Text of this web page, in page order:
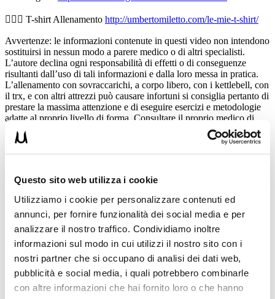
Questo sito web utilizza i cookie
Utilizziamo i cookie per personalizzare contenuti ed
annunci, per fornire funzionalità dei social media e per
analizzare il nostro traffico. Condividiamo inoltre
informazioni sul modo in cui utilizzi il nostro sito con i
nostri partner che si occupano di analisi dei dati web,
pubblicità e social media, i quali potrebbero combinarle
con altre informazioni che hai fornito loro o che hanno
🏋🏻‍♂️ T-shirt Allenamento http://umbertomiletto.com/le-mie-t-shirt/
Avvertenze: le informazioni contenute in questi video non intendono
sostituirsi in nessun modo a parere medico o di altri specialisti.
L’autore declina ogni responsabilità di effetti o di conseguenze
risultanti dall’uso di tali informazioni e dalla loro messa in pratica.
L’allenamento con sovraccarichi, a corpo libero, con i kettlebell, con
il trx, e con altri attrezzi può causare infortuni si consiglia pertanto di
prestare la massima attenzione e di eseguire esercizi e metodologie
adatte al proprio livello di forma. Consultare il proprio medico di
fiducia prima di intraprendere qualsiasi forma di attività fisica o
regime alimentare.
Facebook
Gambe e Glutei
gambegluteisquatsquat bulgaro
ADD COMMENT
Commento*